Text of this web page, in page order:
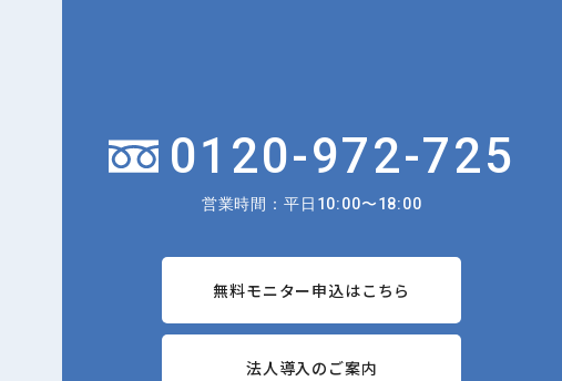
0120-972-725
営業時間：平日10:00〜18:00
無料モニター申込はこちら
法人導入のご案内